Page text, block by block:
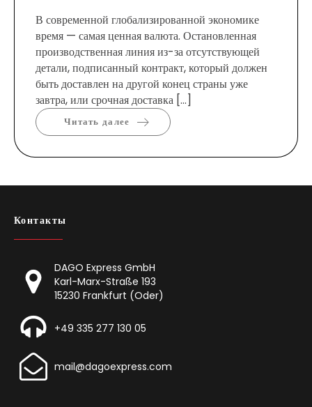
В современной глобализированной экономике
время — самая ценная валюта. Остановленная
производственная линия из-за отсутствующей
детали, подписанный контракт, который должен
быть доставлен на другой конец страны уже
завтра, или срочная доставка […]
Читать далее
Контакты
DAGO Express GmbH
Karl-Marx-Straße 193
15230 Frankfurt (Oder)
+49 335 277 130 05
mail@dagoexpress.com